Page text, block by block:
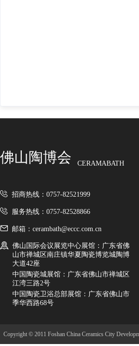
佛山陶博会 CERAMABATH
招商热线：0757-82521999
服务热线：0757-82528866
邮箱：cerambath@eccc.com.cn
佛山国际会议展览中心展馆：广东省佛
山市禅城区南庄镇华夏陶瓷博览城陶博
大道42座
中国陶瓷城展馆：广东省佛山市禅城区
江湾三路2号
中国陶瓷卫浴总部展馆：广东省佛山市
季华西路68号
Copyright © 2011 Foshan China Ceramics City